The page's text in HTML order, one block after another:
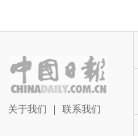
关于我们 联系我们